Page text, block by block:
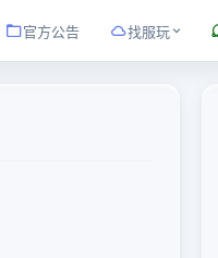
官方公告 找服玩